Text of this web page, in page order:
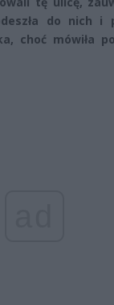
do nich i
choć mówiła